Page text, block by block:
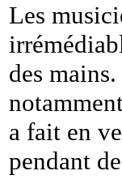
Les
des
a fait en
pendant